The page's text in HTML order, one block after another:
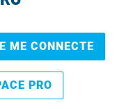
ME CONNECTE
PRO